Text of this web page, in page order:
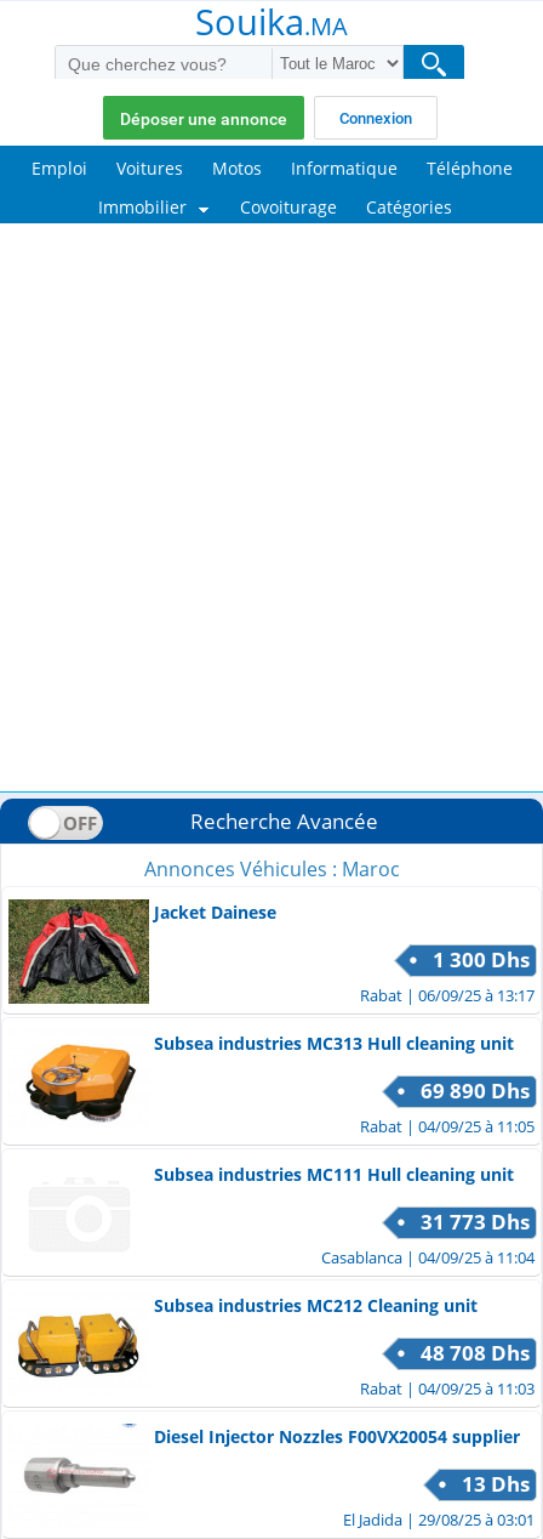
Souika.MA
Déposer une annonce Connexion
Emploi Voitures Motos Informatique
Téléphone
Immobilier
Covoiturage Catégories
Recherche Avancée
Annonces Véhicules : Maroc
Jacket Dainese
1 300 Dhs
Rabat | 06/09/25 à 13:17
Subsea industries MC313 Hull cleaning unit
69 890 Dhs
Rabat | 04/09/25 à 11:05
Subsea industries MC111 Hull cleaning unit
31 773 Dhs
Casablanca | 04/09/25 à 11:04
Subsea industries MC212 Cleaning unit
48 708 Dhs
Rabat | 04/09/25 à 11:03
Diesel Injector Nozzles F00VX20054 supplier
13 Dhs
El Jadida | 29/08/25 à 03:01